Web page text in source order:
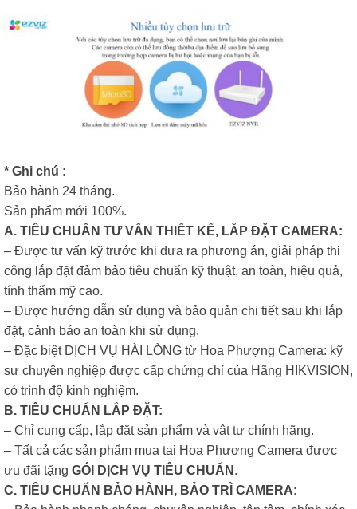
* Ghi chú :
Bảo hành 24 tháng.
Sản phẩm mới 100%.
A. TIÊU CHUẨN TƯ VẤN THIẾT KẾ, LẮP ĐẶT CAMERA:
– Được tư vấn kỹ trước khi đưa ra phương án, giải pháp thi
công lắp đặt đảm bảo tiêu chuẩn kỹ thuật, an toàn, hiệu quả,
tính thẩm mỹ cao.
– Được hướng dẫn sử dụng và bảo quản chi tiết sau khi lắp
đặt, cảnh báo an toàn khi sử dụng.
– Đặc biệt DỊCH VỤ HÀI LÒNG từ Hoa Phượng Camera: kỹ
sư chuyên nghiệp được cấp chứng chỉ của Hãng HIKVISION,
có trình độ kinh nghiệm.
B. TIÊU CHUẨN LẮP ĐẶT:
– Chỉ cung cấp, lắp đặt sản phẩm và vật tư chính hãng.
– Tất cả các sản phẩm mua tại Hoa Phượng Camera được
ưu đãi tặng GÓI DỊCH VỤ TIÊU CHUẨN .
C. TIÊU CHUẨN BẢO HÀNH, BẢO TRÌ CAMERA: